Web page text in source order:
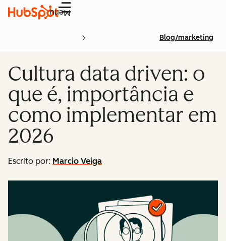
Menu
Blog/marketing
Cultura data driven: o
que é, importância e
como implementar em
2026
Escrito por: Marcio Veiga